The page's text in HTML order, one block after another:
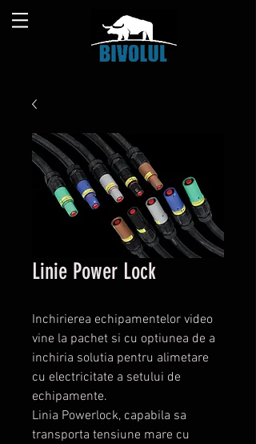
Linie Power Lock
Inchirierea echipamentelor video
vine la pachet si cu optiunea de a
inchiria solutia pentru alimetare
cu electricitate a setului de
echipamente.
Linia Powerlock, capabila sa
transporta tensiune mare cu